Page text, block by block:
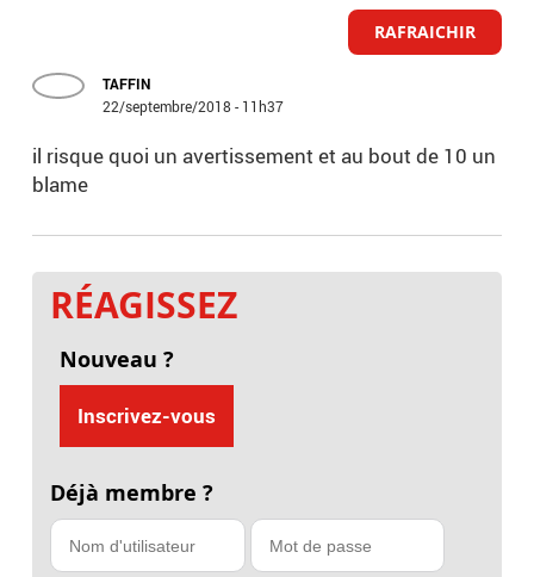
RAFRAICHIR
TAFFIN
22/septembre/2018 - 11h37
il risque quoi un avertissement et au bout de 10 un
blame
RÉAGISSEZ
Nouveau ?
Inscrivez-vous
Déjà membre ?